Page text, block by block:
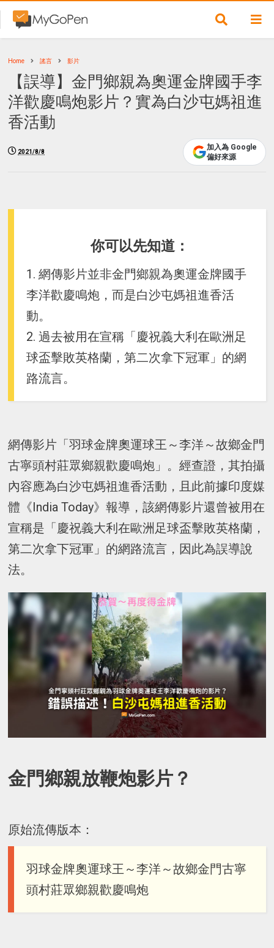
Home 謠言 影片
【誤導】金門鄉親為奧運金牌國手李
洋歡慶鳴炮影片？實為白沙屯媽祖進
香活動
2021/8/8
加入為 Google
偏好來源
你可以先知道：
1. 網傳影片並非金門鄉親為奧運金牌國手
李洋歡慶鳴炮，而是白沙屯媽祖進香活
動。
2. 過去被用在宣稱「慶祝義大利在歐洲足
球盃擊敗英格蘭，第二次拿下冠軍」的網
路流言。
網傳影片「羽球金牌奧運球王～李洋～故鄉金門
古寧頭村莊眾鄉親歡慶鳴炮」。經查證，其拍攝
內容應為白沙屯媽祖進香活動，且此前據印度媒
體《India Today》報導，該網傳影片還曾被用在
宣稱是「慶祝義大利在歐洲足球盃擊敗英格蘭，
第二次拿下冠軍」的網路流言，因此為誤導說
法。
金門鄉親放鞭炮影片？
原始流傳版本：
羽球金牌奧運球王～李洋～故鄉金門古寧
頭村莊眾鄉親歡慶鳴炮